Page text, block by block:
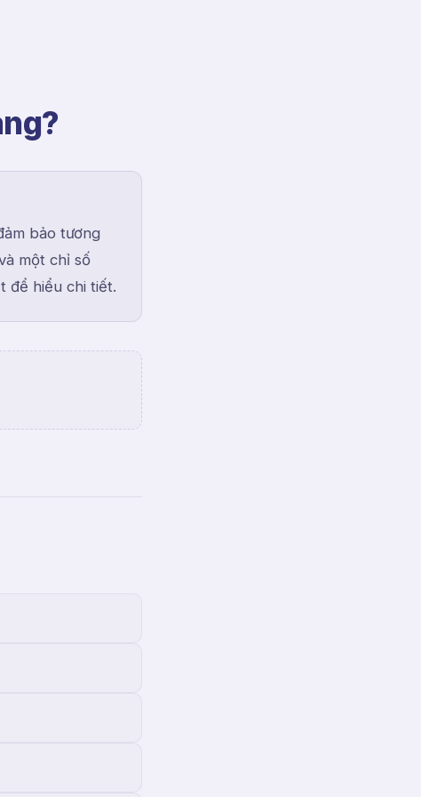
bảo tương
một chỉ số
để hiểu chi tiết.